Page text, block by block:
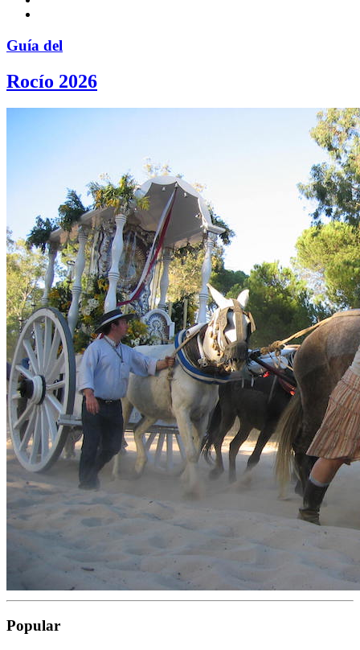
Guía del
Rocío 2026
Popular